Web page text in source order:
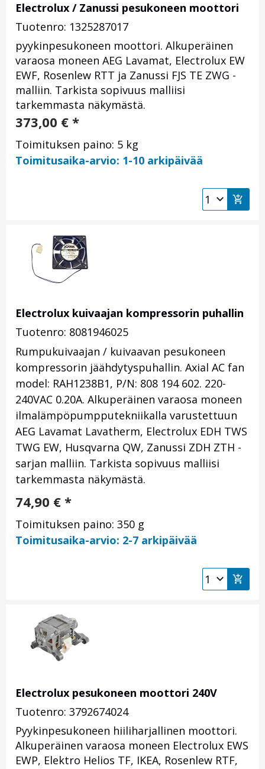
Electrolux / Zanussi pesukoneen moottori
Tuotenro: 1325287017
pyykinpesukoneen moottori. Alkuperäinen
varaosa moneen AEG Lavamat, Electrolux EW
EWF, Rosenlew RTT ja Zanussi FJS TE ZWG -
malliin. Tarkista sopivuus malliisi
tarkemmasta näkymästä.
373,00 € *
Toimituksen paino: 5 kg
Toimitusaika-arvio: 1-10 arkipäivää
Electrolux kuivaajan kompressorin puhallin
Tuotenro: 8081946025
Rumpukuivaajan / kuivaavan pesukoneen
kompressorin jäähdytyspuhallin. Axial AC fan
model: RAH1238B1, P/N: 808 194 602. 220-
240VAC 0.20A. Alkuperäinen varaosa moneen
ilmalämpöpumpputekniikalla varustettuun
AEG Lavamat Lavatherm, Electrolux EDH TWS
TWG EW, Husqvarna QW, Zanussi ZDH ZTH -
sarjan malliin. Tarkista sopivuus malliisi
tarkemmasta näkymästä.
74,90 € *
Toimituksen paino: 350 g
Toimitusaika-arvio: 2-7 arkipäivää
Electrolux pesukoneen moottori 240V
Tuotenro: 3792674024
Pyykinpesukoneen hiiliharjallinen moottori.
Alkuperäinen varaosa moneen Electrolux EWS
EWP, Elektro Helios TF, IKEA, Rosenlew RTF,